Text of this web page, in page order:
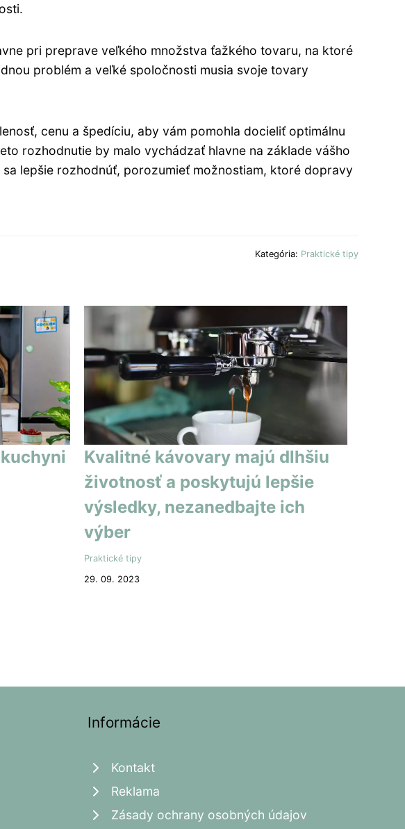
pri preprave veľkého množstva ťažkého tovaru, na ktoré
problém a veľké spoločnosti musia svoje tovary
cenu a špedíciu, aby vám pomohla docieliť optimálnu
rozhodnutie by malo vychádzať hlavne na základe vášho
lepšie rozhodnúť, porozumieť možnostiam, ktoré dopravy
Kategória: Praktické tipy
Kvalitné kávovary majú dlhšiu
životnosť a poskytujú lepšie
výsledky, nezanedbajte ich
výber
Praktické tipy
29. 09. 2023
Informácie
Kontakt
Reklama
Zásady ochrany osobných údajov